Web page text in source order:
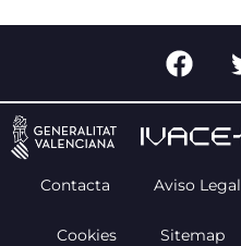
Contacta Aviso Legal
Cookies Sitemap